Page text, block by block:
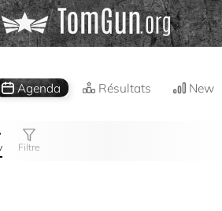
Agenda Résultats New
Filtre